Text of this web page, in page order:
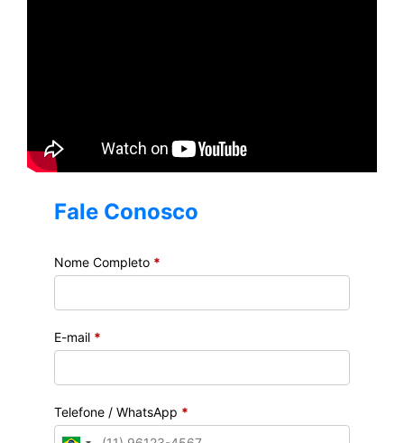
Fale Conosco
Nome Completo *
E-mail *
Telefone / WhatsApp *